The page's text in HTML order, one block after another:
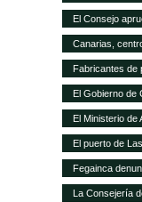
Montoro que el
El Consejo
vacuno
Canarias,
Fabricantes de
sensiblemente
El Gobierno de
variedades
El Ministerio de
nueva
aplicada al
El puerto de
Alimentos
Fegainca
POSEI 2013»
La Consejería